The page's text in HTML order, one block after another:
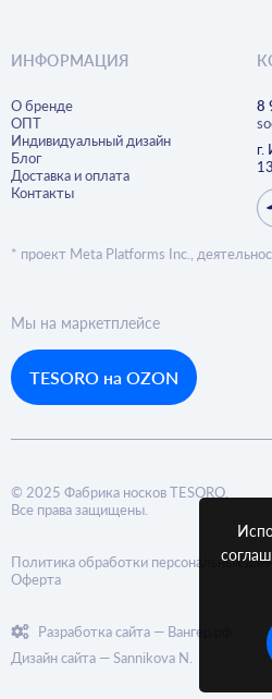
ИНФОРМАЦИЯ
О бренде
ОПТ
Индивидуальный дизайн
Блог
Доставка и оплата
Контакты
8
г.
* проект Meta Platforms Inc.,
Мы на маркетплейсе
TESORO на OZON
© 2025 Фабрика носков TESORO.
Все права защищены.
Политика обработки персональных
Оферта
Разработка сайта — Вангер.рф
Дизайн сайта — Sannikova N.